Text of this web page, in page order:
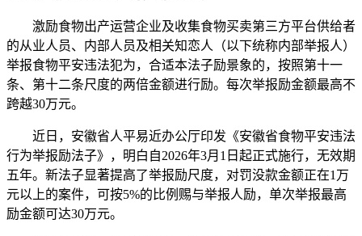
激励食物出产运营企业及收集食物买卖第三方平台供给者
的从业人员、内部人员及相关知恋人（以下统称内部举报人）
举报食物平安违法犯为，合适本法子励景象的，按照第十一
条、第十二条尺度的两倍金额进行励。每次举报励金额最高不
跨越30万元。
近日，安徽省人平易近办公厅印发《安徽省食物平安违法
行为举报励法子》，明白自2026年3月1日起正式施行，无效期
五年。新法子显著提高了举报励尺度，对罚没款金额正在1万
元以上的案件，可按5%的比例赐与举报人励，单次举报最高
励金额可达30万元。